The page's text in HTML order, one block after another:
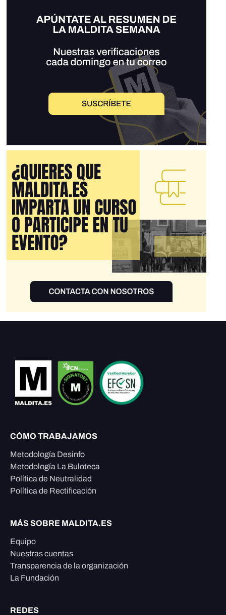
CÓMO TRABAJAMOS
Metodología Desinfo
Metodología La Buloteca
Política de Neutralidad
Política de Rectificación
MÁS SOBRE MALDITA.ES
Equipo
Nuestras cuentas
Transparencia de la organización
La Fundación
REDES